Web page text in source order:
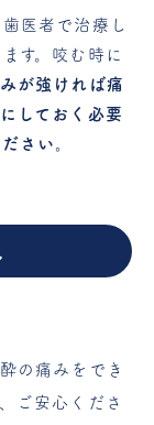
医者で治療し
す。咬む時に
が強ければ痛
しておく必要
さい。
の痛みをでき
ご安心くださ